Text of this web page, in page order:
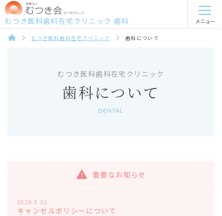
むつき医科歯科在宅クリニック 歯科 メニュー
むつき医科歯科在宅クリニック 歯科について
むつき医科歯科在宅クリニック
歯科について
DENTAL
重要なお知らせ
2026.5.22
キャンセルポリシーについて